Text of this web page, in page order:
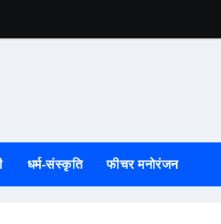
उत्तरकाशी की
धर्म-संस्कृति फीचर मनोरंजन